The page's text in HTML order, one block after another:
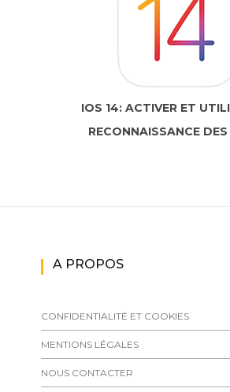
IOS 14: ACTIVER ET
RECONNAISSANCE
A PROPOS
CONFIDENTIALITÉ ET COOKIES
MENTIONS LÉGALES
NOUS CONTACTER